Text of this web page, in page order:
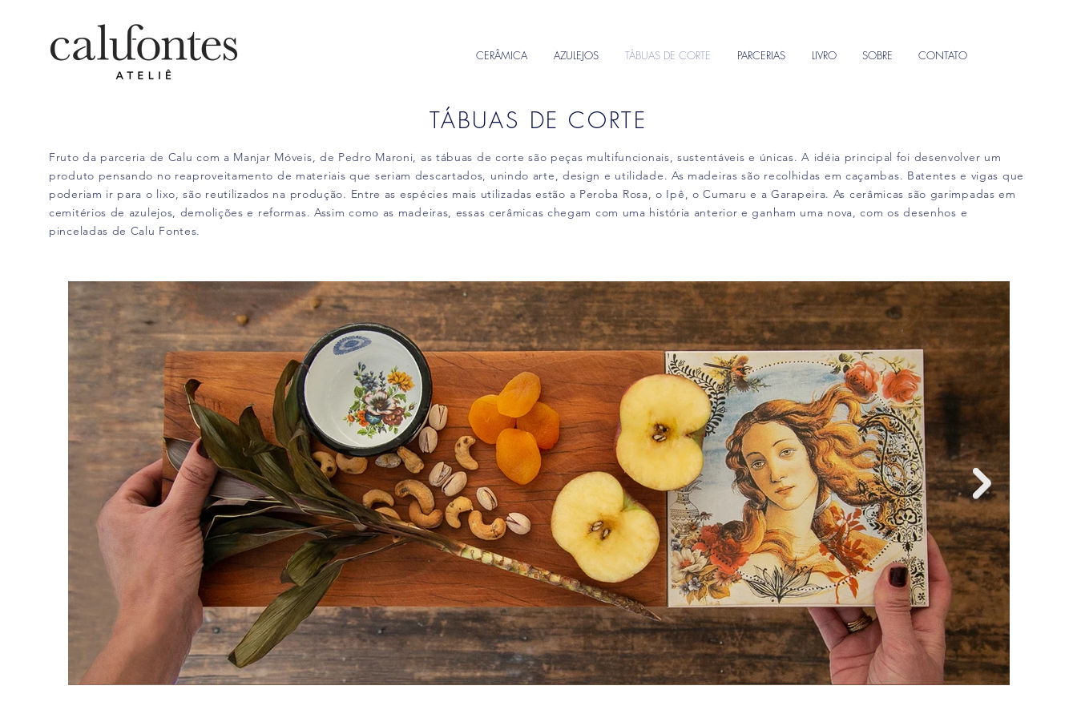
CERÂMICA AZULEJOS TÁBUAS DE CORTE PARCERIAS LIVRO SOBRE CONTATO
TÁBUAS DE CORTE
Fruto da parceria de Calu com a Manjar Móveis, de Pedro Maroni, as tábuas de corte são peças multifuncionais, sustentáveis e únicas. A idéia principal foi desenvolver um
produto pensando no reaproveitamento de materiais que seriam descartados, unindo arte, design e utilidade. As madeiras são recolhidas em caçambas. Batentes e vigas que
poderiam ir para o lixo, são reutilizados na produção. Entre as espécies mais utilizadas estão a Peroba Rosa, o Ipê, o Cumaru e a Garapeira. As cerâmicas são garimpadas em
cemitérios de azulejos, demolições e reformas. Assim como as madeiras, essas cerâmicas chegam com uma história anterior e ganham uma nova, com os desenhos e
pinceladas de Calu Fontes.